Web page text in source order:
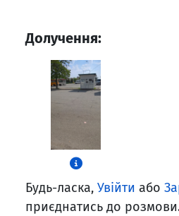
Долучення:
Будь-ласка, Увійти або
приєднатись до